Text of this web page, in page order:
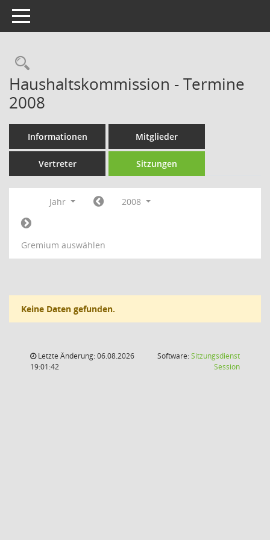
Toggle navigation
Rechercheauswahl
Haushaltskommission - Termine
2008
Informationen Mitglieder
Vertreter Sitzungen
Jahr 2008
Gremium auswählen
Keine Daten gefunden.
Letzte Änderung: 06.08.2026
19:01:42
Software:Sitzungsdienst
Session(Wird in